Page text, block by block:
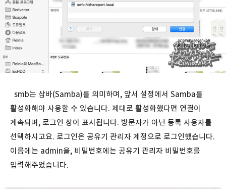
smb는 삼바(Samba)를 의미하며, 앞서 설정에서 Samba를
활성화해야 사용할 수 있습니다. 제대로 활성화했다면 연결이
계속되며, 로그인 창이 표시됩니다. 방문자가 아닌 등록 사용자를
선택하시고요. 로그인은 공유기 관리자 계정으로 로그인했습니다.
이름에는 admin을, 비밀번호에는 공유기 관리자 비밀번호를
입력해주었습니다.